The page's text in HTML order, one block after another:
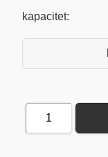
kapacitet:
1